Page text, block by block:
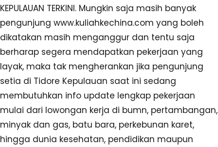
KEPULAUAN TERKINI. Mungkin saja masih banyak
pengunjung www.kuliahkechina.com yang boleh
dikatakan masih menganggur dan tentu saja
berharap segera mendapatkan pekerjaan yang
layak, maka tak mengherankan jika pengunjung
setia di Tidore Kepulauan saat ini sedang
membutuhkan info update lengkap pekerjaan
mulai dari lowongan kerja di bumn, pertambangan,
minyak dan gas, batu bara, perkebunan karet,
hingga dunia kesehatan, pendidikan maupun